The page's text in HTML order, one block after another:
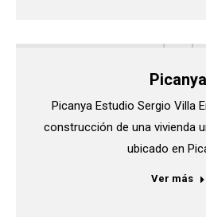
Picanya
Picanya Estudio Sergio Villa
construcción de una vivienda
ubicado en
Ver más